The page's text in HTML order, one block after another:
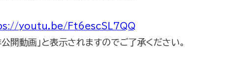
youtu.be/Ft6escSL7QQ
開動画」と表示されますのでご了承ください。